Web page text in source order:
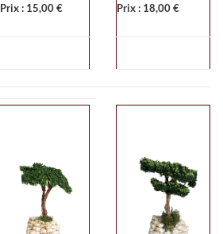
Prix : 15,00 € Prix : 18,00 €